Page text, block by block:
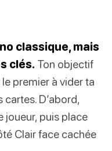
classique, mais
clés. Ton objectif
premier à vider ta
D’abord,
joueur, puis place
Clair face cachée